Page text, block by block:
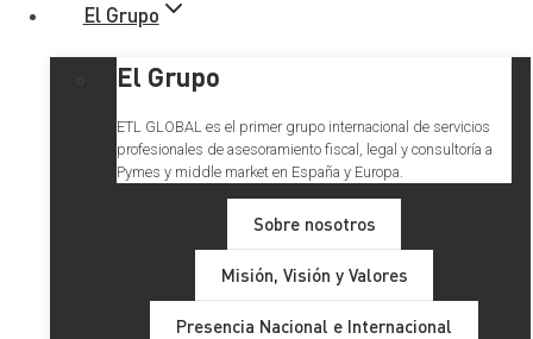
El Grupo
El Grupo
ETL GLOBAL es el primer grupo internacional de servicios
profesionales de asesoramiento fiscal, legal y consultoría a
Pymes y middle market en España y Europa.
Sobre nosotros
Misión, Visión y Valores
Presencia Nacional e Internacional